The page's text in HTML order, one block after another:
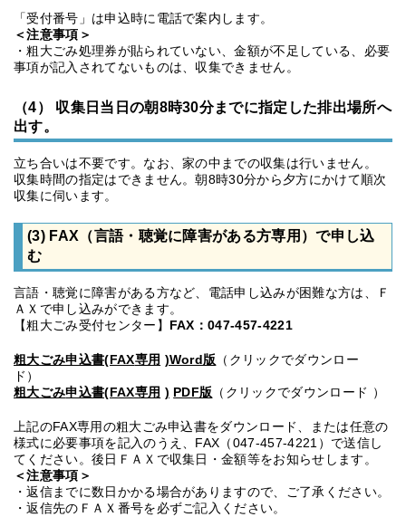
「受付番号」は申込時に電話で案内します。
＜注意事項＞
・粗大ごみ処理券が貼られていない、金額が不足している、必要
事項が記入されてないものは、収集できません。
（4）
収集日当日の朝8時30分までに指定した排出場所へ
出す。
立ち合いは不要です。なお、家の中までの収集は行いません。
収集時間の指定はできません。朝8時30分から夕方にかけて順次
収集に伺います。
(3) FAX（言語・聴覚に障害がある方専用 ）で申し込
む
言語・聴覚に障害がある方など、電話申し込みが困難な方は、Ｆ
ＡＸで申し込みができます。
【粗大ごみ受付センター】 FAX：047-457-4221
粗大ごみ申込書(FAX専用 )Word版 （クリックでダウンロー
ド）
粗大ごみ申込書(FAX専用 ) PDF版 （クリックでダウンロード ）
上記のFAX専用の粗大ごみ申込書をダウンロード、または任意の
様式に必要事項を記入のうえ、FAX（047-457-4221）で送信し
てください。後日ＦＡＸで収集日・金額等をお知らせします。
＜注意事項＞
・返信までに数日かかる場合がありますので、ご了承ください。
・返信先のＦＡＸ番号を必ずご記入ください。